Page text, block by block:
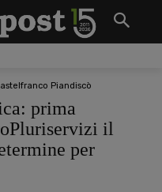
Piandiscò
prima
il
per